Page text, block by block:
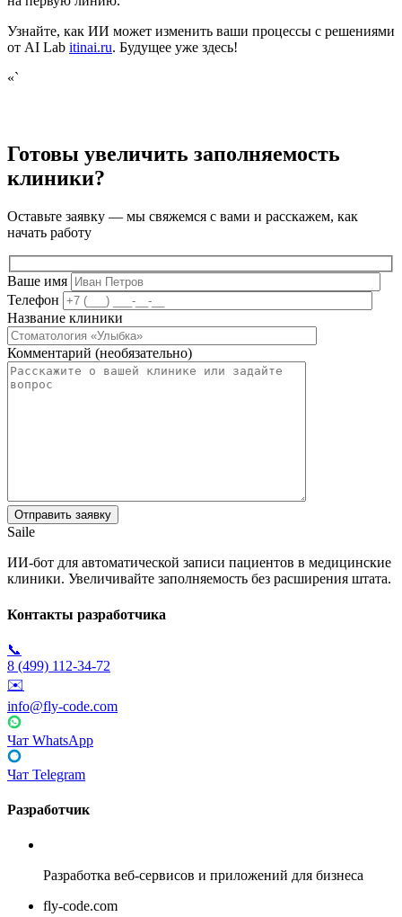
Узнайте, как ИИ может изменить ваши процессы с решениями
от AI Lab itinai.ru. Будущее уже здесь!
«`
Готовы увеличить заполняемость
клиники?
Оставьте заявку — мы свяжемся с вами и расскажем, как
начать работу
Ваше имя
Телефон
Название клиники
Комментарий (необязательно)
Saile
ИИ-бот для автоматической записи пациентов в медицинские
клиники. Увеличивайте заполняемость без расширения штата.
Контакты разработчика
📞
8 (499) 112-34-72
✉️
info@fly-code.com
Чат WhatsApp
Чат Telegram
Разработчик
Разработка веб-сервисов и приложений для бизнеса
fly-code.com